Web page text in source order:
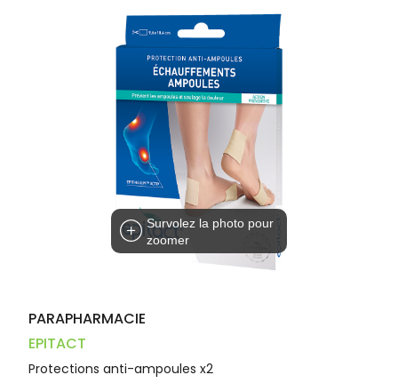
pharmacie
Dispositifs
médicaux
Cheveux
Corps
Solaire
PHARMACIES
DE GARDE
APPLICATION
DE SANTÉ
Survolez la photo pour
zoomer
PARAPHARMACIE
EPITACT
Protections anti-ampoules x2